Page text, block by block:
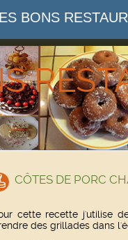
BONS
CÔTES DE PORC
cette recette j'utilise
des grillades dans